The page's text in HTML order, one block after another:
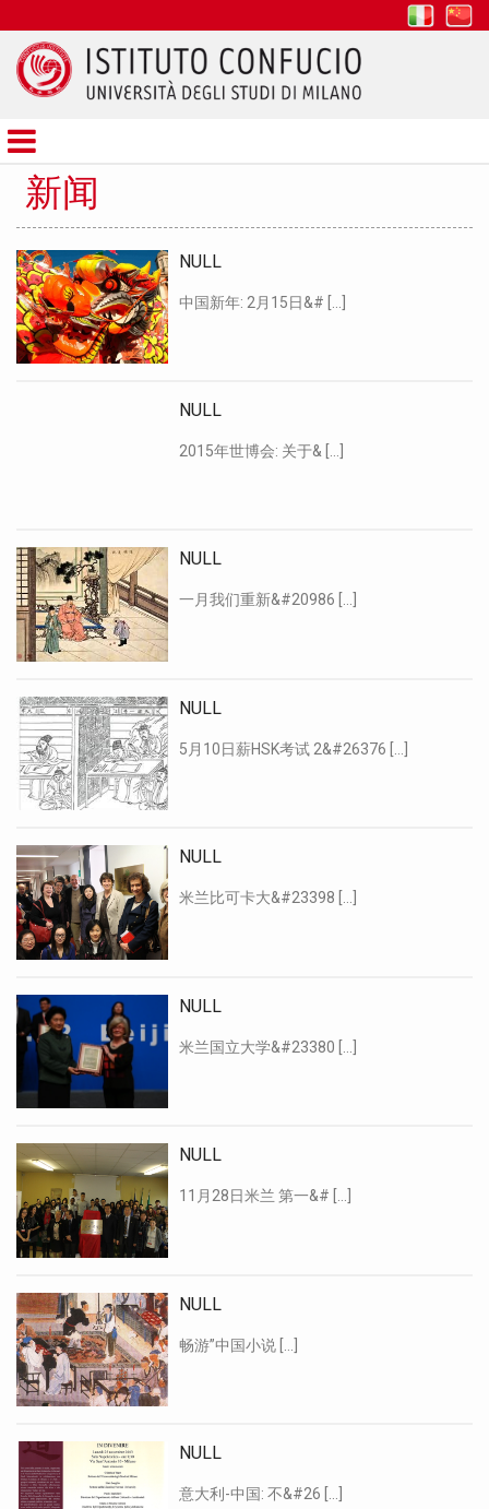
Confucio
新闻
NULL
中国新年: 2月15日&# […]
NULL
2015年世博会: 关于& […]
NULL
一月我们重新&#20986 […]
NULL
5月10日薪HSK考试 2&#26376 […]
NULL
米兰比可卡大&#23398 […]
NULL
米兰国立大学&#23380 […]
NULL
11月28日米兰 第一&# […]
NULL
畅游”中国小说 […]
NULL
意大利-中国: 不&#26 […]